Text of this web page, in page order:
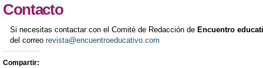
Contacto
Si necesitas contactar con el Comité de Redacción de Encuentro
del correo revista@encuentroeducativo.com
Compartir: